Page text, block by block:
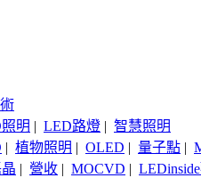
明 | LED路燈 | 智慧照明
| 植物照明 | OLED | 量子點 |
| 營收 | MOCVD |